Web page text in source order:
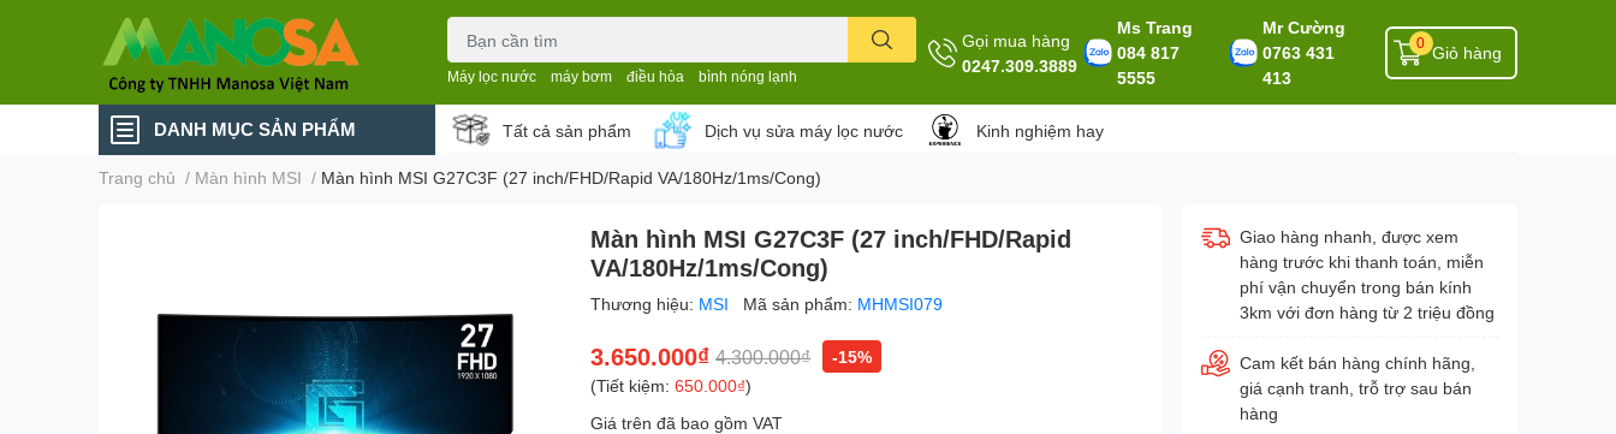
Máy lọc nước máy bơm điều hòa bình nóng lạnh
Gọi mua hàng
0247.309.3889
Ms Trang
084 817
5555
Mr Cường
0763 431
413
Giỏ hàng
0
DANH MỤC SẢN PHẨM Tất cả sản phẩm Dịch vụ sửa máy lọc nước Kinh nghiệm hay
Trang chủ / Màn hình MSI / Màn hình MSI G27C3F (27 inch/FHD/Rapid VA/180Hz/1ms/Cong)
Màn hình MSI G27C3F (27 inch/FHD/Rapid
VA/180Hz/1ms/Cong)
Thương hiệu: MSI Mã sản phẩm: MHMSI079
3.650.000₫ 4.300.000₫
-15%
(Tiết kiệm:650.000₫)
Giá trên đã bao gồm VAT
Giao hàng nhanh, được xem
hàng trước khi thanh toán, miễn
phí vận chuyển trong bán kính
3km với đơn hàng từ 2 triệu đồng
Cam kết bán hàng chính hãng,
giá cạnh tranh, trỗ trợ sau bán
hàng